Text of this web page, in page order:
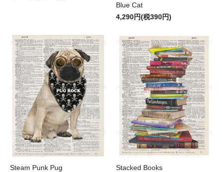
Blue Cat
4,290円(税390円)
Steam Punk Pug
Stacked Books